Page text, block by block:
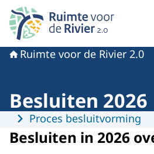
Naar de homepage van Ruimte
Ruimte voor de Rivier 2.0
Besluiten 2026
MenuProces besluitvorming
Besluiten in 2026